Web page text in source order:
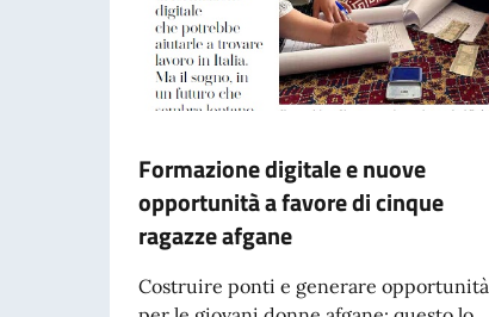
Formazione digitale e nuove
opportunità a favore di cinque
ragazze afgane
Costruire ponti e generare opportunità